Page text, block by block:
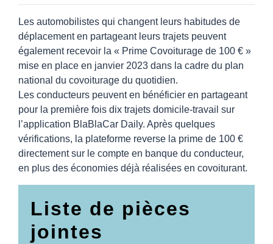
Les automobilistes qui changent leurs habitudes de
déplacement en partageant leurs trajets peuvent
également recevoir la « Prime Covoiturage de 100 € »
mise en place en janvier 2023 dans la cadre du plan
national du covoiturage du quotidien.
Les conducteurs peuvent en bénéficier en partageant
pour la première fois dix trajets domicile-travail sur
l’application BlaBlaCar Daily. Après quelques
vérifications, la plateforme reverse la prime de 100 €
directement sur le compte en banque du conducteur,
en plus des économies déjà réalisées en covoiturant.
Liste de pièces
jointes